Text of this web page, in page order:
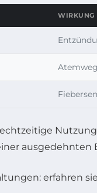
WIRKUNG
ausgedehnten